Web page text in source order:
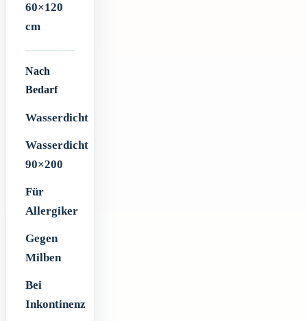
60×120
cm
Nach
Bedarf
Wasserdicht
Wasserdicht
90×200
Für
Allergiker
Gegen
Milben
Bei
Inkontinenz